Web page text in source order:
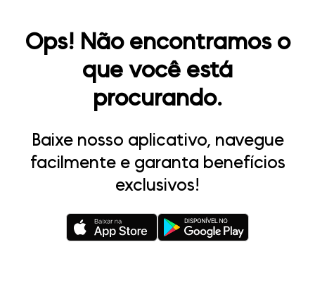
Ops! Não encontramos o
que você está
procurando.
Baixe nosso aplicativo, navegue
facilmente e garanta benefícios
exclusivos!